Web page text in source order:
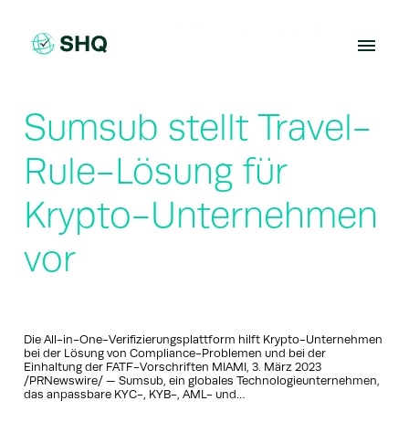
content
Sumsub stellt Travel-
Rule-Lösung für
Krypto-Unternehmen
vor
Die All-in-One-Verifizierungsplattform hilft Krypto-Unternehmen
bei der Lösung von Compliance-Problemen und bei der
Einhaltung der FATF-Vorschriften MIAMI, 3. März 2023
/PRNewswire/ — Sumsub, ein globales Technologieunternehmen,
das anpassbare KYC-, KYB-, AML- und…